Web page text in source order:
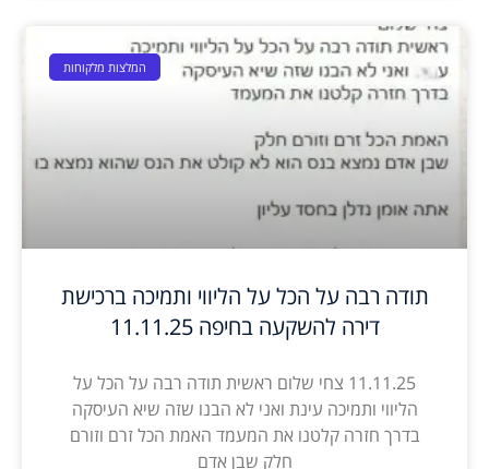
המלצות מלקוחות
תודה רבה על הכל על הליווי ותמיכה ברכישת
דירה להשקעה בחיפה 11.11.25
11.11.25 צחי שלום ראשית תודה רבה על הכל על
הליווי ותמיכה עינת ואני לא הבנו שזה שיא העיסקה
בדרך חזרה קלטנו את המעמד האמת הכל זרם וזורם
חלק שבן אדם